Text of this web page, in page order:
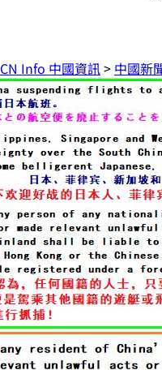
CN Info 中國資訊> 中國新